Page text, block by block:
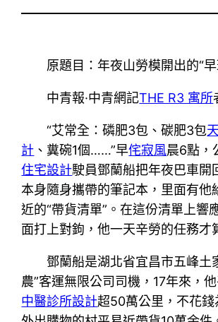
原題目：年夜山勞模開出的“早
中青報·中青網記THE R3 寓所
“艾常全：磷肥3包、碳肥3包
計 、糞碗1個……”早侘寂風晨6點，
住宅設計駛員鄧蘭船把年夜巴車開
本身隨身攜帶的筆記本，里面有他
近的“帶貨清單”。在這份清單上響
面打上對鉤，他一天辛勞的任務才
鄧蘭船是湖北省宜昌市五峰土
農”客運無限公司司機，17年來，
中醫診所設計超50萬公里，不花錢